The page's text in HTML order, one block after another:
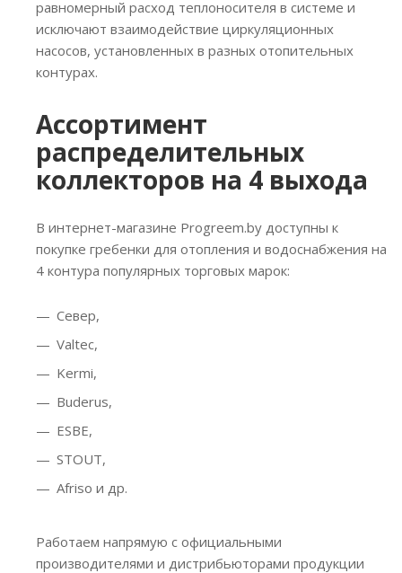
равномерный расход теплоносителя в системе и
исключают взаимодействие циркуляционных
насосов, установленных в разных отопительных
контурах.
Ассортимент
распределительных
коллекторов на 4 выхода
В интернет-магазине Progreem.by доступны к
покупке гребенки для отопления и водоснабжения на
4 контура популярных торговых марок:
Север,
Valtec,
Kermi,
Buderus,
ESBE,
STOUT,
Afriso и др.
Работаем напрямую с официальными
производителями и дистрибьюторами продукции